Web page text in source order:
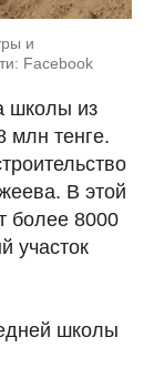
и
Facebook
школы из
млн тенге.
В этой
более 8000
участок
школы